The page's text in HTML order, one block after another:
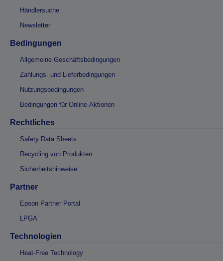
Händlersuche
Newsletter
Bedingungen
Allgemeine Geschäftsbedingungen
Zahlungs- und Lieferbedingungen
Nutzungsbedingungen
Bedingungen für Online-Aktionen
Rechtliches
Safety Data Sheets
Recycling von Produkten
Sicherheitshinweise
Partner
Epson Partner Portal
LPGA
Technologien
Heat-Free Technology